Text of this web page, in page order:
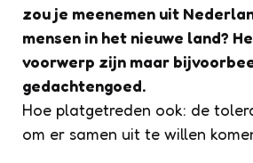
zou je meenemen uit
mensen in het nieuwe land?
voorwerp zijn maar
gedachtengoed.
Hoe platgetreden ook: de
om er samen uit te willen